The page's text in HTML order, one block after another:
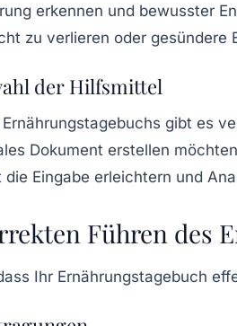
erkennen und bewusster
zu verlieren oder gesündere
der Hilfsmittel
Ernährungstagebuchs gibt es
Dokument erstellen
Eingabe erleichtern und
Führen des
Ihr Ernährungstagebuch